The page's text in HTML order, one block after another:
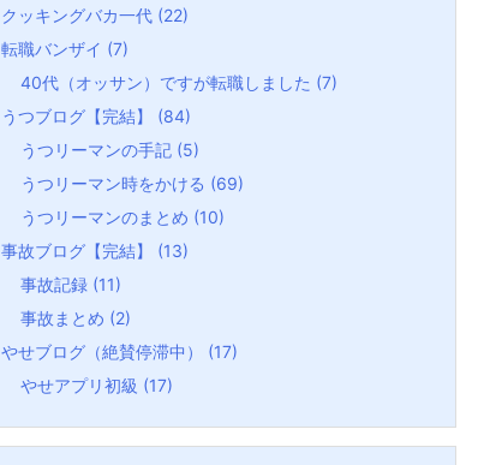
クッキングバカ一代 (22)
転職バンザイ (7)
40代（オッサン）ですが転職しました (7)
うつブログ【完結】 (84)
うつリーマンの手記 (5)
うつリーマン時をかける (69)
うつリーマンのまとめ (10)
事故ブログ【完結】 (13)
事故記録 (11)
事故まとめ (2)
やせブログ（絶賛停滞中） (17)
やせアプリ初級 (17)